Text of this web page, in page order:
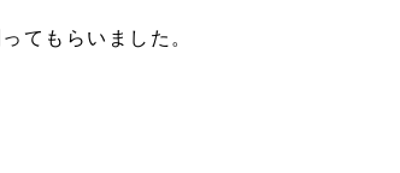
てもらいました。